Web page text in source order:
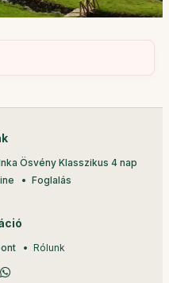
Ösvény Klasszikus 4 nap
Foglalás
Rólunk